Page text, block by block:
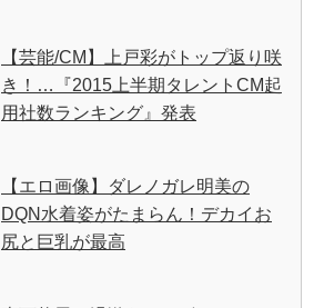
【芸能/CM】上戸彩がトップ返り咲
き！…『2015上半期タレントCM起
用社数ランキング』発表
【エロ画像】ダレノガレ明美の
DQN水着姿がたまらん！デカイお
尻と巨乳が最高